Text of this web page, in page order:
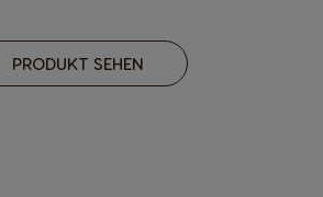
PRODUKT SEHEN